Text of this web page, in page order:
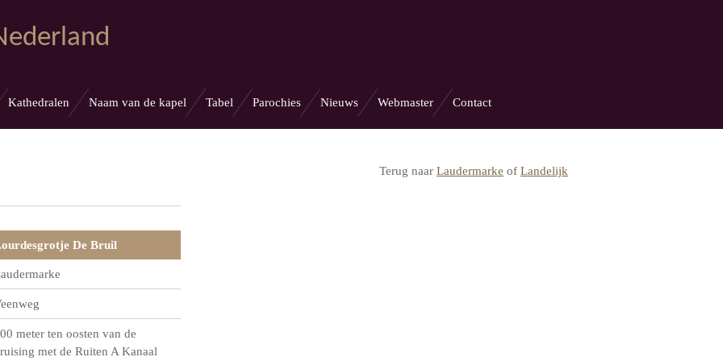
Kathedralen Naam van de kapel Tabel Parochies Nieuws Webmaster Contact
Terug naar Laudermarke of Landelijk
De Bruil
meter ten oosten van de
met de Ruiten A Kanaal